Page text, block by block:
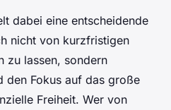
dabei eine entscheidende
nicht von kurzfristigen
zu lassen, sondern
den Fokus auf das große
Freiheit. Wer von